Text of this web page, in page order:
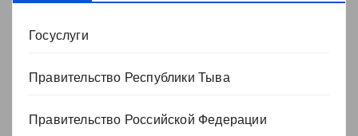
Госуслуги
Правительство Республики Тыва
Правительство Российской Федерации